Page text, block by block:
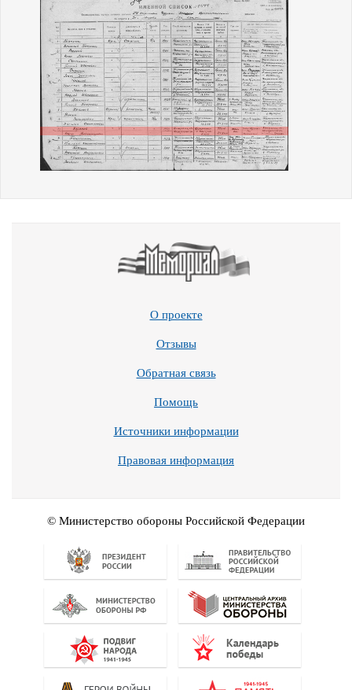
О проекте
Отзывы
Обратная связь
Помощь
Источники информации
Правовая информация
© Министерство обороны Российской Федерации